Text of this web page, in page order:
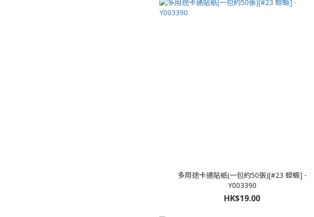
多用途卡通貼紙(一包約50張)[#23 蠑螈] -
Y003390
HK$19.00